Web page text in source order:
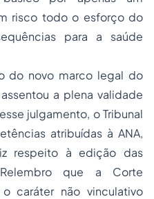
risco todo o esforço do
para a saúde
do novo marco legal do
a plena validade
julgamento, o Tribunal
atribuídas à ANA,
respeito à edição das
que a Corte
caráter não vinculativo